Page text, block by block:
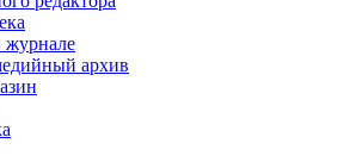
журнале
архив